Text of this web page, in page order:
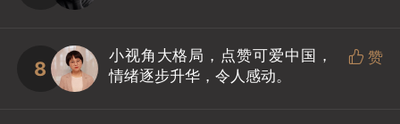
8
小视角大格局，点赞可爱中国，
情绪逐步升华，令人感动。
 赞